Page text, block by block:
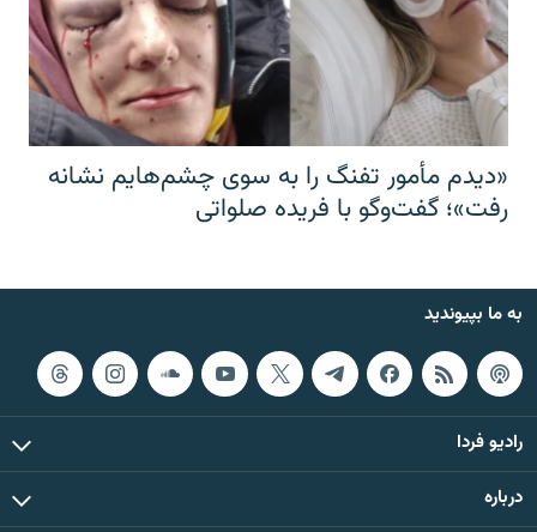
«دیدم مأمور تفنگ را به سوی چشم‌هایم نشانه
رفت»؛ گفت‌و‌گو با فریده صلواتی
به ما بپیوندید
رادیو فردا
درباره